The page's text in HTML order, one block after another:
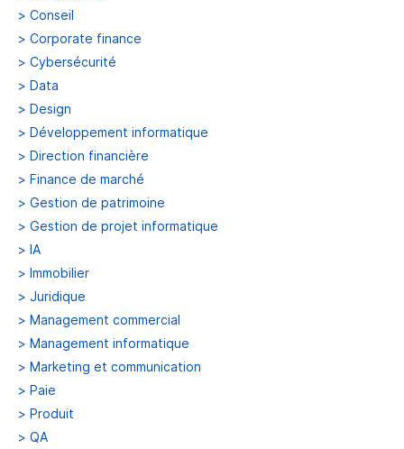
> Conseil
> Corporate finance
> Cybersécurité
> Data
> Design
> Développement informatique
> Direction financière
> Finance de marché
> Gestion de patrimoine
> Gestion de projet informatique
> IA
> Immobilier
> Juridique
> Management commercial
> Management informatique
> Marketing et communication
> Paie
> Produit
> QA